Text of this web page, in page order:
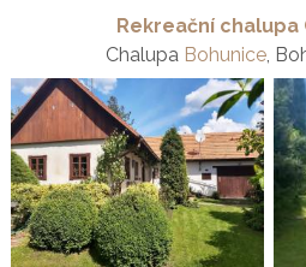
Rekreační chalupa
Chalupa Bohunice,